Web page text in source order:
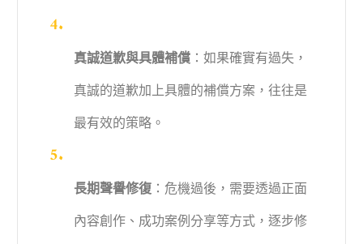
真誠道歉與具體補償：如果確實有過失，
真誠的道歉加上具體的補償方案，往往是
最有效的策略。
長期聲譽修復：危機過後，需要透過正面
內容創作、成功案例分享等方式，逐步修